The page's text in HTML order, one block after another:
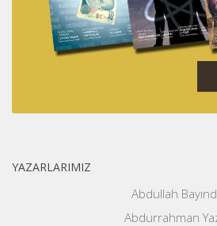
YAZARLARIMIZ
Abdullah
Abdurrahman